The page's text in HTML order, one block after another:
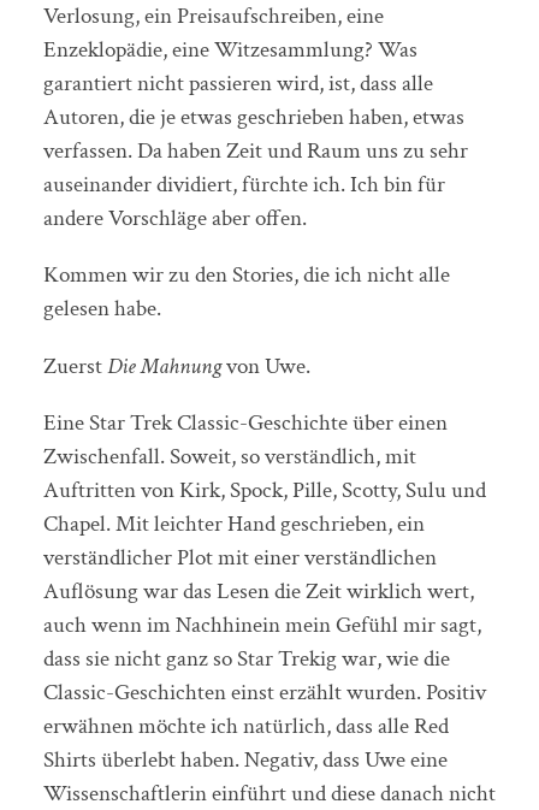
Verlosung, ein Preisaufschreiben, eine
Enzeklopädie, eine Witzesammlung? Was
garantiert nicht passieren wird, ist, dass alle
Autoren, die je etwas geschrieben haben, etwas
verfassen. Da haben Zeit und Raum uns zu sehr
auseinander dividiert, fürchte ich. Ich bin für
andere Vorschläge aber offen.
Kommen wir zu den Stories, die ich nicht alle
gelesen habe.
ZuerstDie Mahnungvon Uwe.
Eine Star Trek Classic-Geschichte über einen
Zwischenfall. Soweit, so verständlich, mit
Auftritten von Kirk, Spock, Pille, Scotty, Sulu und
Chapel. Mit leichter Hand geschrieben, ein
verständlicher Plot mit einer verständlichen
Auflösung war das Lesen die Zeit wirklich wert,
auch wenn im Nachhinein mein Gefühl mir sagt,
dass sie nicht ganz so Star Trekig war, wie die
Classic-Geschichten einst erzählt wurden. Positiv
erwähnen möchte ich natürlich, dass alle Red
Shirts überlebt haben. Negativ, dass Uwe eine
Wissenschaftlerin einführt und diese danach nicht